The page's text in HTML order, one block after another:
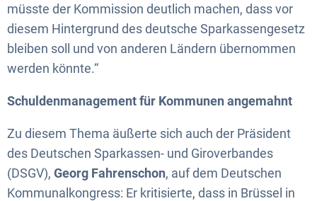
müsste der Kommission deutlich machen, dass vor
diesem Hintergrund des deutsche Sparkassengesetz
bleiben soll und von anderen Ländern übernommen
werden könnte.“
Schuldenmanagement für Kommunen angemahnt
Zu diesem Thema äußerte sich auch der Präsident
des Deutschen Sparkassen- und Giroverbandes
(DSGV), Georg Fahrenschon, auf dem Deutschen
Kommunalkongress: Er kritisierte, dass in Brüssel in